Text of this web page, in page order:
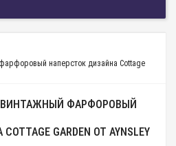
наперсток дизайна Cottage
ФАРФОРОВЫЙ
GARDEN ОТ AYNSLEY